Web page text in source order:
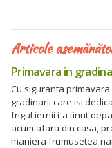
Articole
Primavara in
Cu siguranta
gradinarii care isi
frigul iernii i-a tinut
acum afara din casa,
maniera frumusetea